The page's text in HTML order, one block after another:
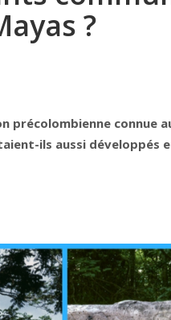
?
précolombienne connue
ils aussi développés